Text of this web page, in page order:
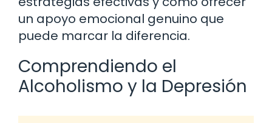
un apoyo emocional genuino que
puede marcar la diferencia.
Comprendiendo el
Alcoholismo y la Depresión